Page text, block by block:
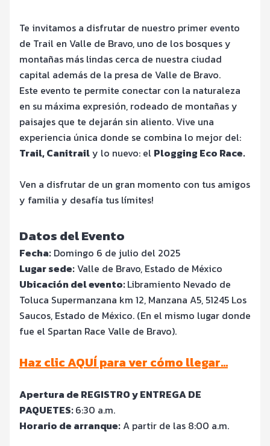
Te invitamos a disfrutar de nuestro primer evento
de Trail en Valle de Bravo, uno de los bosques y
montañas más lindas cerca de nuestra ciudad
capital además de la presa de Valle de Bravo.
Este evento te permite conectar con la naturaleza
en su máxima expresión, rodeado de montañas y
paisajes que te dejarán sin aliento. Vive una
experiencia única donde se combina lo mejor del:
Trail, Canitraily lo nuevo: el Plogging Eco Race.
Ven a disfrutar de un gran momento con tus amigos
y familia y desafía tus límites!
Datos del Evento
Fecha: Domingo 6 de julio del 2025
Lugar sede:Valle de Bravo, Estado de México
Ubicación del evento:Libramiento Nevado de
Toluca Supermanzana km 12, Manzana A5, 51245 Los
Saucos, Estado de México. (En el mismo lugar donde
fue el Spartan Race Valle de Bravo).
Haz clic AQUÍ para ver cómo llegar...
Apertura de REGISTRO y ENTREGA DE
PAQUETES:6:30 a.m.
Horario de arranque:A partir de las 8:00 a.m.